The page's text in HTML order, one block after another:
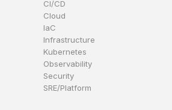
CI/CD
Cloud
IaC
Infrastructure
Kubernetes
Observability
Security
SRE/Platform